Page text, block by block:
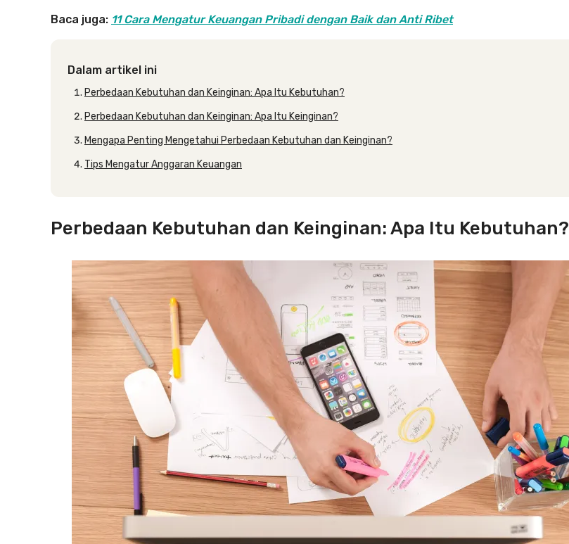
Baca juga: 11 Cara Mengatur Keuangan Pribadi dengan Baik dan Anti Ribet
Dalam artikel ini
Perbedaan Kebutuhan dan Keinginan: Apa Itu Kebutuhan?
Perbedaan Kebutuhan dan Keinginan: Apa Itu Keinginan?
Mengapa Penting Mengetahui Perbedaan Kebutuhan dan Keinginan?
Tips Mengatur Anggaran Keuangan
Perbedaan Kebutuhan dan Keinginan: Apa Itu Kebutuhan?